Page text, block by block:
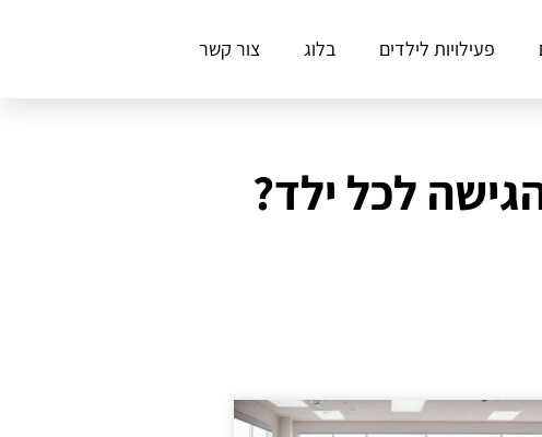
פעילויות לילדים בלוג צור קשר
לכל ילד?